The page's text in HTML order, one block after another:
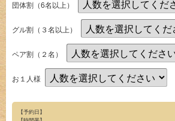
団体割（6名以上）
グル割（３名以上）
ペア割（２名）
お１人様
【予約日】